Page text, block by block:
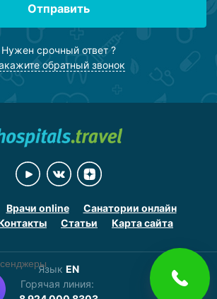
Отправить
Нужен срочный ответ ?
обратный звонок
Врачи online
Санатории онлайн
Статьи Карта сайта
Язык EN
Горячая линия: